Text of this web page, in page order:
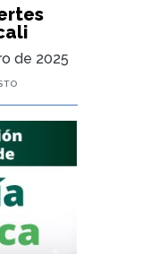
de 2025